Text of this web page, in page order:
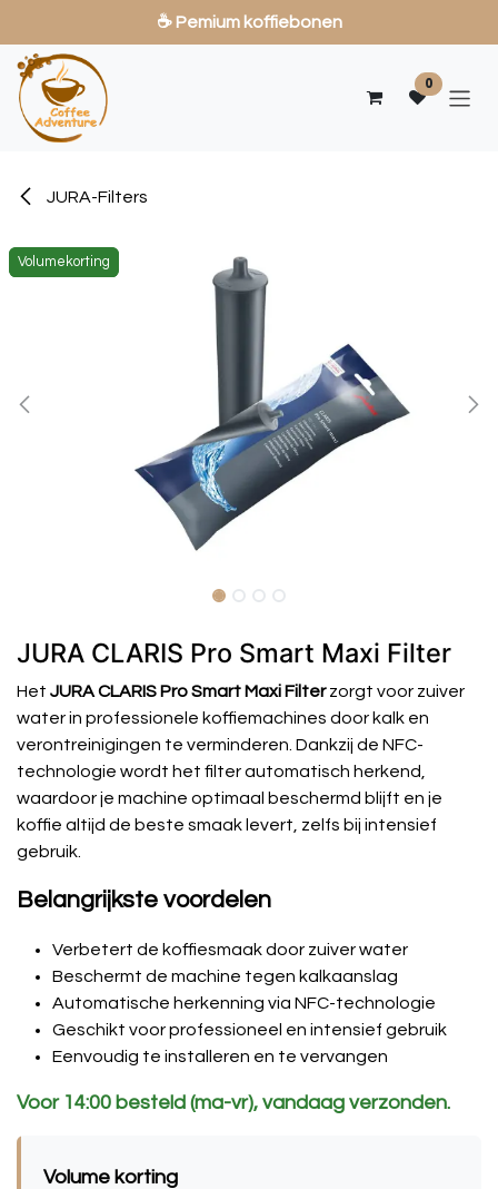
☕ Pemium koffiebonen
Overslaan naar inhoud
0
JURA-Filters
Volumekorting
Volumekorting
JURA CLARIS Pro Smart Maxi Filter
Het JURA CLARIS Pro Smart Maxi Filterzorgt voor zuiver
water in professionele koffiemachines door kalk en
verontreinigingen te verminderen. Dankzij de NFC-
technologie wordt het filter automatisch herkend,
waardoor je machine optimaal beschermd blijft en je
koffie altijd de beste smaak levert, zelfs bij intensief
gebruik.
Belangrijkste voordelen
Verbetert de koffiesmaak door zuiver water
Beschermt de machine tegen kalkaanslag
Automatische herkenning via NFC-technologie
Geschikt voor professioneel en intensief gebruik
Eenvoudig te installeren en te vervangen
Voor 14:00 besteld (ma-vr), vandaag verzonden.
Volume korting